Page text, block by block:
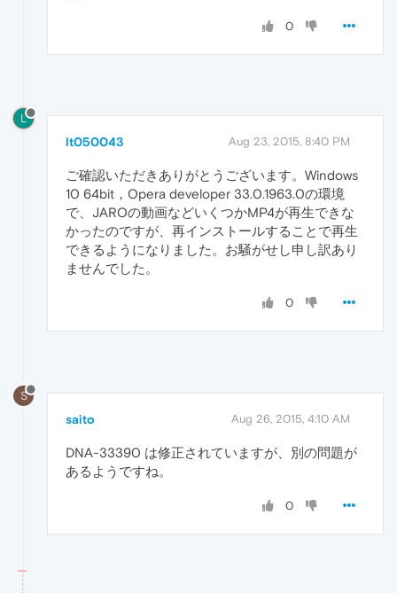
0
L
lt050043 Aug 23, 2015, 8:40 PM
ご確認いただきありがとうございます。Windows
10 64bit，Opera developer 33.0.1963.0の環境
で、JAROの動画などいくつかMP4が再生できな
かったのですが、再インストールすることで再生
できるようになりました。お騒がせし申し訳あり
ませんでした。
0
S
saito Aug 26, 2015, 4:10 AM
DNA-33390 は修正されていますが、別の問題が
あるようですね。
0